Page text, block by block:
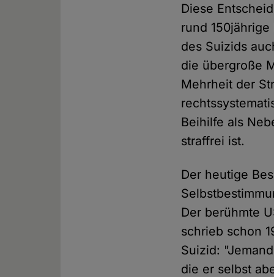
Diese
rund
des Suizids
die übergroße
Mehrheit der
Beihilfe als
straffrei ist.
Der heutige
Der berühmte
schrieb schon
Suizid:
die er selbst